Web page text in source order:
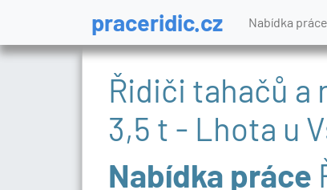
praceridic.cz Nabídka práce
Řidiči tahačů a
3,5 t - Lhota u
Nabídka práce